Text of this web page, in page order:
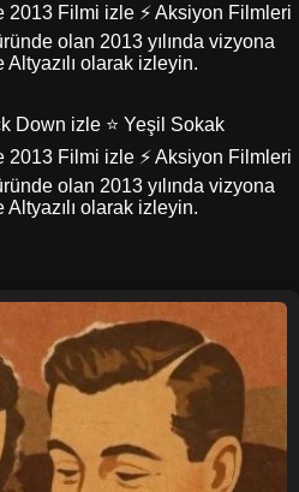
2013 Filmi izle ⚡ Aksiyon Filmleri
olan 2013 yılında vizyona
olarak izleyin.
Down izle ⭐ Yeşil Sokak
2013 Filmi izle ⚡ Aksiyon Filmleri
olan 2013 yılında vizyona
olarak izleyin.